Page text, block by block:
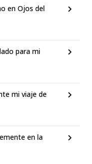
en Ojos del
para mi
mi viaje de
en la